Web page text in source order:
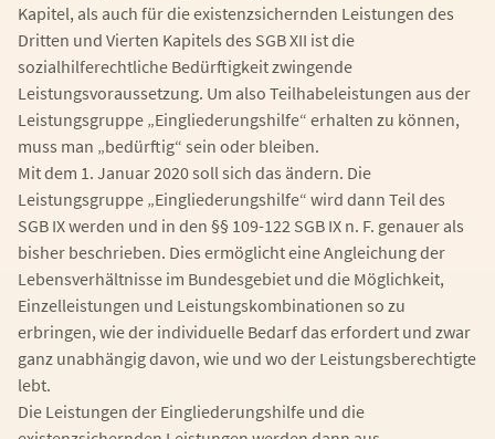
Kapitel, als auch für die existenzsichernden Leistungen des
Dritten und Vierten Kapitels des SGB XII ist die
sozialhilferechtliche Bedürftigkeit zwingende
Leistungsvoraussetzung. Um also Teilhabeleistungen aus der
Leistungsgruppe „Eingliederungshilfe“ erhalten zu können,
muss man „bedürftig“ sein oder bleiben.
Mit dem 1. Januar 2020 soll sich das ändern. Die
Leistungsgruppe „Eingliederungshilfe“ wird dann Teil des
SGB IX werden und in den §§ 109-122 SGB IX n. F. genauer als
bisher beschrieben. Dies ermöglicht eine Angleichung der
Lebensverhältnisse im Bundesgebiet und die Möglichkeit,
Einzelleistungen und Leistungskombinationen so zu
erbringen, wie der individuelle Bedarf das erfordert und zwar
ganz unabhängig davon, wie und wo der Leistungsberechtigte
lebt.
Die Leistungen der Eingliederungshilfe und die